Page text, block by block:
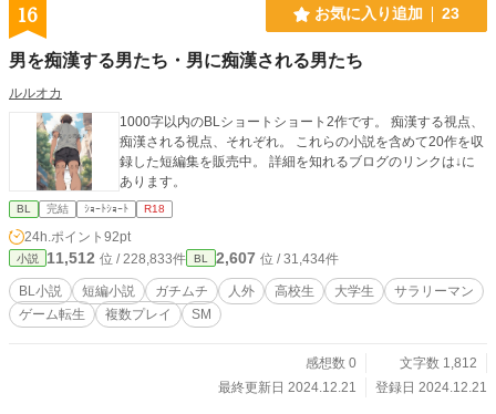
16 お気に入り追加 23
男を痴漢する男たち・男に痴漢される男たち
ルルオカ
1000字以内のBLショートショート2作です。 痴漢する視点、
痴漢される視点、それぞれ。 これらの小説を含めて20作を収
録した短編集を販売中。 詳細を知れるブログのリンクは↓に
あります。
BL 完結 ｼｮｰﾄｼｮｰﾄ R18
24h.ポイント 92pt
小説 11,512 位 / 228,833件 BL 2,607 位 / 31,434件
BL小説 短編小説 ガチムチ 人外 高校生 大学生
サラリーマン
ゲーム転生
複数プレイ SM
感想数 0
文字数 1,812
最終更新日 2024.12.21
登録日 2024.12.21